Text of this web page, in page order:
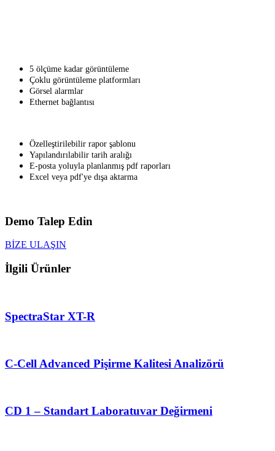
5 ölçüme kadar görüntüleme
Çoklu görüntüleme platformları
Görsel alarmlar
Ethernet bağlantısı
Özelleştirilebilir rapor şablonu
Yapılandırılabilir tarih aralığı
E-posta yoluyla planlanmış pdf raporları
Excel veya pdf'ye dışa aktarma
Demo Talep Edin
BİZE ULAŞIN
İlgili Ürünler
SpectraStar XT-R
C-Cell Advanced Pişirme Kalitesi Analizörü
CD 1 – Standart Laboratuvar Değirmeni